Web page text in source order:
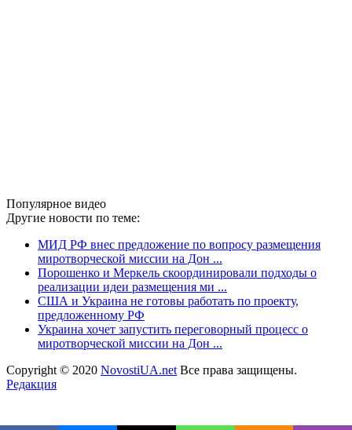
Популярное видео
Другие новости по теме:
МИД РФ внес предложение по вопросу размещения
миротворческой миссии на Дон ...
Порошенко и Меркель скоординировали подходы о
реализации идеи размещения ми ...
США и Украина не готовы работать по проекту,
предложенному РФ
Украина хочет запустить переговорный процесс о
миротворческой миссии на Дон ...
Copyright © 2020 NovostiUA.net Все права защищены.
Редакция